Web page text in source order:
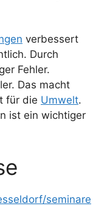
verbessert
Durch
Fehler.
Das macht
für die Umwelt.
ist ein wichtiger
seminare